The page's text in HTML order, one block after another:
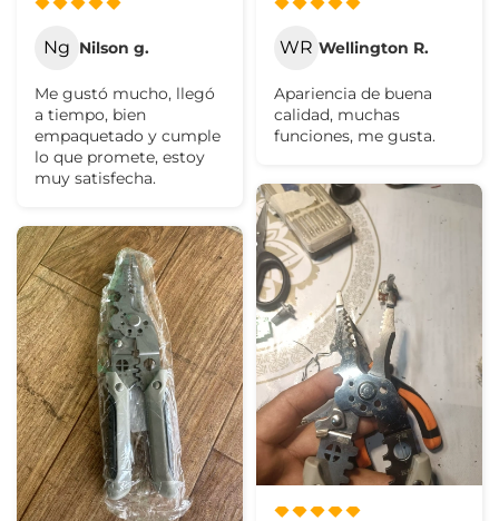
Ng Nilson g.
Me gustó mucho, llegó
a tiempo, bien
empaquetado y cumple
lo que promete, estoy
muy satisfecha.
WR Wellington R.
Apariencia de buena
calidad, muchas
funciones, me gusta.